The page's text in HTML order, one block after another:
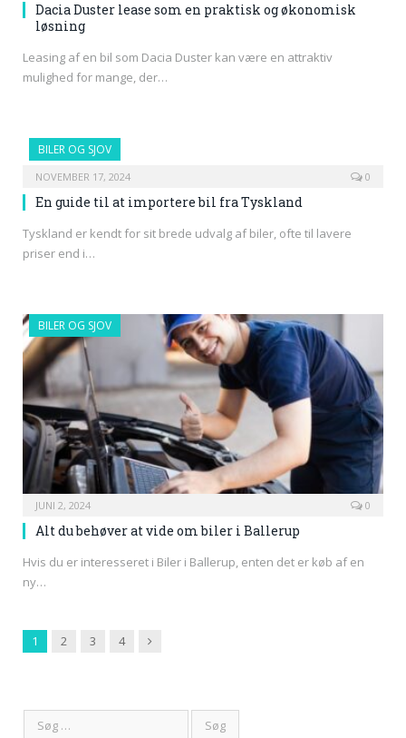
Dacia Duster lease som en praktisk og økonomisk
løsning
Leasing af en bil som Dacia Duster kan være en attraktiv
mulighed for mange, der…
BILER OG SJOV
NOVEMBER 17, 2024 0
En guide til at importere bil fra Tyskland
Tyskland er kendt for sit brede udvalg af biler, ofte til lavere
priser end i…
BILER OG SJOV
JUNI 2, 2024 0
Alt du behøver at vide om biler i Ballerup
Hvis du er interesseret i Biler i Ballerup, enten det er køb af en
ny…
1 2 3 4 Next